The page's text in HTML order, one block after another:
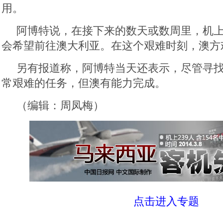
用。
阿博特说，在接下来的数天或数周里，机
会希望前往澳大利亚。在这个艰难时刻，澳
另有报道称，阿博特当天还表示，尽管寻
常艰难的任务，但澳有能力完成。
（编辑：周凤梅）
点击进入专题